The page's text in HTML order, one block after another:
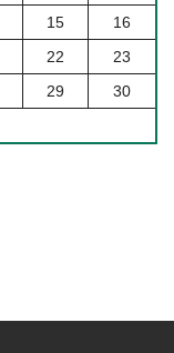
15
16
22
23
29
30